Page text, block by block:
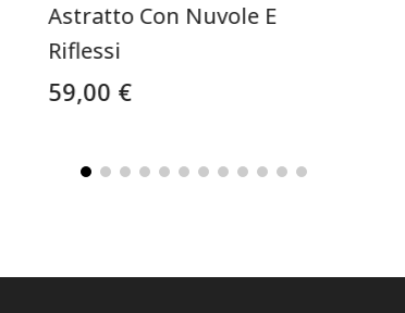
Astratto Con Nuvole E
Riflessi
59,00 €